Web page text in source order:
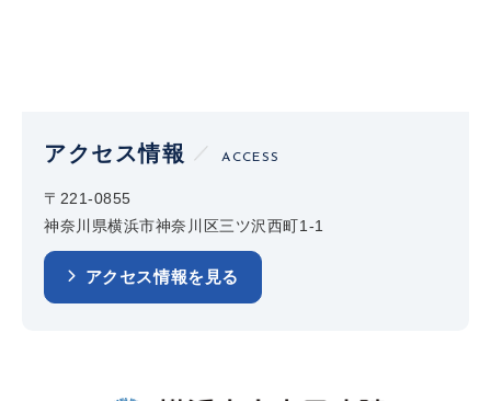
アクセス情報 ACCESS
〒221-0855
神奈川県横浜市神奈川区三ツ沢西町1-1
アクセス情報を見る